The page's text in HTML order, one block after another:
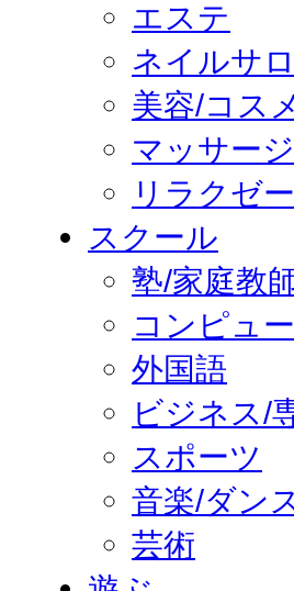
エステ
ネイルサ
美容/コス
マッサージ
リラクゼ
スクール
塾/家庭教
コンピュ
外国語
ビジネス/
スポーツ
音楽/ダン
芸術